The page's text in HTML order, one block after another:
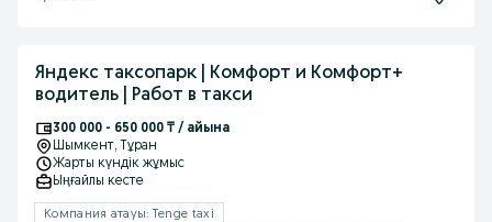
Яндекс таксопарк | Комфорт и Комфорт+
водитель | Работ в такси
300 000 - 650 000 ₸ / айына
Шымкент, Тұран
Жарты күндік жұмыс
Ыңғайлы кесте
Компания атауы: Tenge taxi